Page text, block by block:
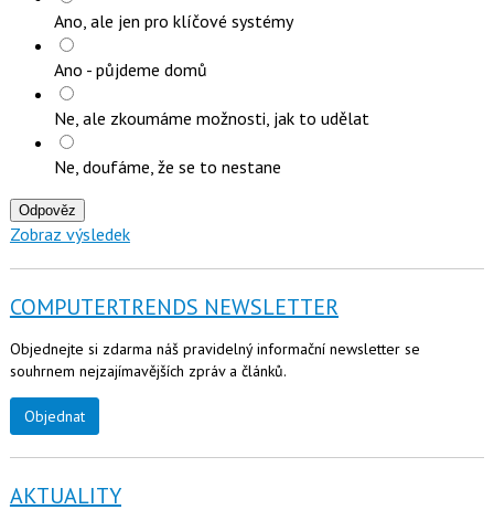
Ano, ale jen pro klíčové systémy
Ano - půjdeme domů
Ne, ale zkoumáme možnosti, jak to udělat
Ne, doufáme, že se to nestane
Odpověz
Zobraz výsledek
COMPUTERTRENDS NEWSLETTER
Objednejte si zdarma náš pravidelný informační newsletter se
souhrnem nejzajímavějších zpráv a článků.
Objednat
AKTUALITY